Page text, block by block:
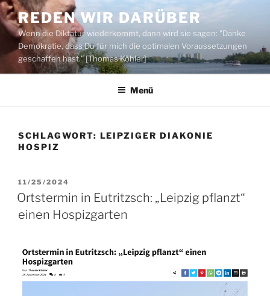
Zum
Inhalt
springen
REDEN WIR DARÜBER
Wenn die Diktatur wiederkommt, dann wird sie sagen: "Danke
Demokratie, dass Du für mich die optimalen Voraussetzungen
geschaffen hast." [Thomas Köhler]
Menü
SCHLAGWORT: LEIPZIGER DIAKONIE
HOSPIZ
VERÖFFENTLICHT
AM
11/25/2024
Ortstermin in Eutritzsch: „Leipzig pflanzt“
einen Hospizgarten